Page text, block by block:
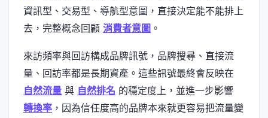
資訊型、交易型、導航型意圖，直接決定能不能排上
去，完整概念回顧 消費者意圖 。
來訪頻率與回訪構成品牌訊號，品牌搜尋、直接流
量、回訪率都是長期資產。這些訊號最終會反映在
自然流量 與 自然排名 的穩定度上，並進一步影響
轉換率 ，因為信任度高的品牌本來就更容易把流量變